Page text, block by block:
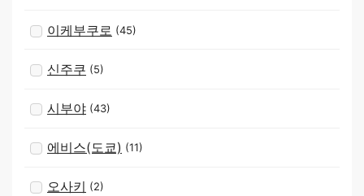
이케부쿠로 (45)
신주쿠 (5)
시부야 (43)
에비스(도쿄) (11)
오사키 (2)